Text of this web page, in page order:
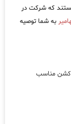
که شرکت در
به شما توصیه
مناسب